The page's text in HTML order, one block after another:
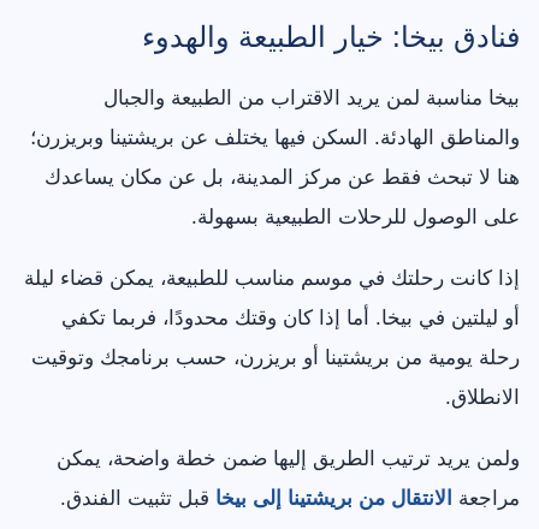
فنادق بيخا: خيار الطبيعة والهدوء
بيخا مناسبة لمن يريد الاقتراب من الطبيعة والجبال
والمناطق الهادئة. السكن فيها يختلف عن بريشتينا وبريزرن؛
هنا لا تبحث فقط عن مركز المدينة، بل عن مكان يساعدك
على الوصول للرحلات الطبيعية بسهولة.
إذا كانت رحلتك في موسم مناسب للطبيعة، يمكن قضاء ليلة
أو ليلتين في بيخا. أما إذا كان وقتك محدودًا، فربما تكفي
رحلة يومية من بريشتينا أو بريزرن، حسب برنامجك وتوقيت
الانطلاق.
ولمن يريد ترتيب الطريق إليها ضمن خطة واضحة، يمكن
مراجعة
الانتقال من بريشتينا إلى بيخا قبل تثبيت الفندق.